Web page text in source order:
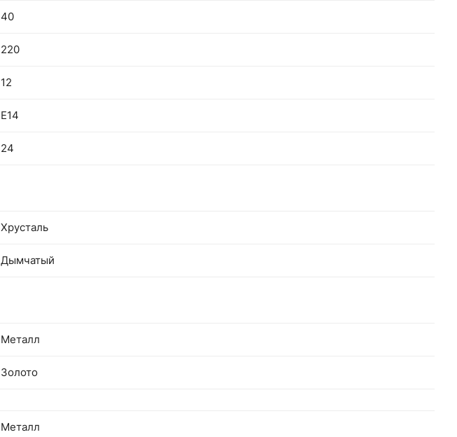
40
220
12
E14
24
Хрусталь
Дымчатый
Металл
Золото
Металл